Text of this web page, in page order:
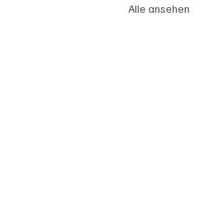
Alle ansehen